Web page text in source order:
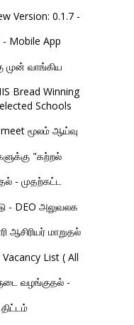
Version: 0.1.7 -
Mobile App
முன் வாங்கிய
Bread Winning
Schools
மூலம் ஆய்வு
"கற்றல்
- முதற்கட்ட
- DEO அலுவலக
ஆசிரியர் மாறுதல்
List ( All
வழங்குதல் -